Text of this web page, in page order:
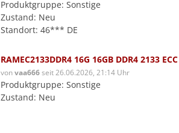
Produktgruppe: Sonstige
Zustand: Neu
Standort: 46*** DE
RAMEC2133DDR4 16G 16GB DDR4 2133 ECC
vonvaa666seit 26.06.2026, 21:14 Uhr
Produktgruppe: Sonstige
Zustand: Neu